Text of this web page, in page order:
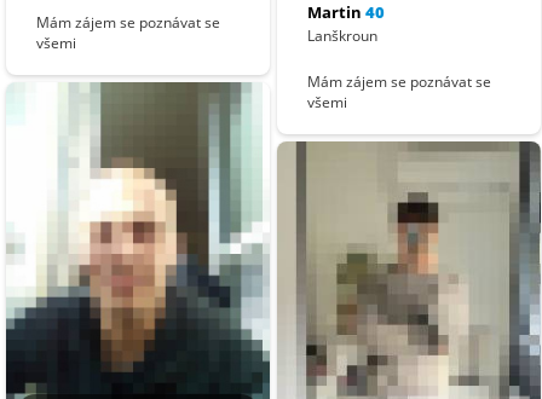
Mám zájem se poznávat se
všemi
Martin 40
Lanškroun
Mám zájem se poznávat se
všemi